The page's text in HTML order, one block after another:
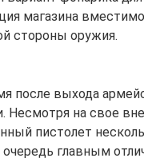
магазина
стороны оружия.
после выхода
Несмотря на свое
пистолет
главным